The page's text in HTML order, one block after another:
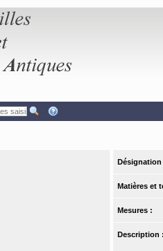
Désignation
Matières et
Mesures :
Description :